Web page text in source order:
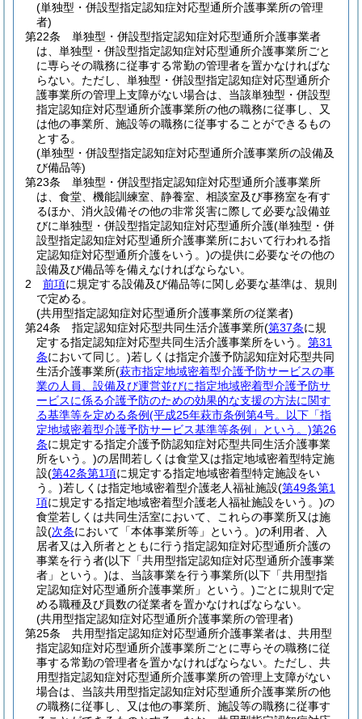
(単独型・併設型指定認知症対応型通所介護事業所の管理
者)
第22条
単独型・併設型指定認知症対応型通所介護事業者
は、単独型・併設型指定認知症対応型通所介護事業所ごと
に専らその職務に従事する常勤の管理者を置かなければな
らない。 ただし、単独型・併設型指定認知症対応型通所介
護事業所の管理上支障がない場合は、当該単独型・併設型
指定認知症対応型通所介護事業所の他の職務に従事し、又
は他の事業所、施設等の職務に従事することができるもの
とする。
(単独型・併設型指定認知症対応型通所介護事業所の設備及
び備品等)
第23条
単独型・併設型指定認知症対応型通所介護事業所
は、食堂、機能訓練室、静養室、相談室及び事務室を有す
るほか、消火設備その他の非常災害に際して必要な設備並
びに単独型・併設型指定認知症対応型通所介護(単独型・併
設型指定認知症対応型通所介護事業所において行われる指
定認知症対応型通所介護をいう。)の提供に必要なその他の
設備及び備品等を備えなければならない。
2
前項に規定する設備及び備品等に関し必要な基準は、規則
で定める。
(共用型指定認知症対応型通所介護事業所の従業者)
第24条
指定認知症対応型共同生活介護事業所(第37条に規
定する指定認知症対応型共同生活介護事業所をいう。 第31
条において同じ。)若しくは指定介護予防認知症対応型共同
生活介護事業所(萩市指定地域密着型介護予防サービスの事
業の人員、設備及び運営並びに指定地域密着型介護予防サ
ービスに係る介護予防のための効果的な支援の方法に関す
る基準等を定める条例(平成25年萩市条例第4号。以下「指
定地域密着型介護予防サービス基準等条例」という。)第26
条に規定する指定介護予防認知症対応型共同生活介護事業
所をいう。)の居間若しくは食堂又は指定地域密着型特定施
設(第42条第1項に規定する指定地域密着型特定施設をい
う。)若しくは指定地域密着型介護老人福祉施設(第49条第1
項に規定する指定地域密着型介護老人福祉施設をいう。)の
食堂若しくは共同生活室において、これらの事業所又は施
設(次条において「本体事業所等」という。)の利用者、入
居者又は入所者とともに行う指定認知症対応型通所介護の
事業を行う者(以下「共用型指定認知症対応型通所介護事業
者」という。)は、当該事業を行う事業所(以下「共用型指
定認知症対応型通所介護事業所」という。)ごとに規則で定
める職種及び員数の従業者を置かなければならない。
(共用型指定認知症対応型通所介護事業所の管理者)
第25条
共用型指定認知症対応型通所介護事業者は、共用型
指定認知症対応型通所介護事業所ごとに専らその職務に従
事する常勤の管理者を置かなければならない。 ただし、共
用型指定認知症対応型通所介護事業所の管理上支障がない
場合は、当該共用型指定認知症対応型通所介護事業所の他
の職務に従事し、又は他の事業所、施設等の職務に従事す